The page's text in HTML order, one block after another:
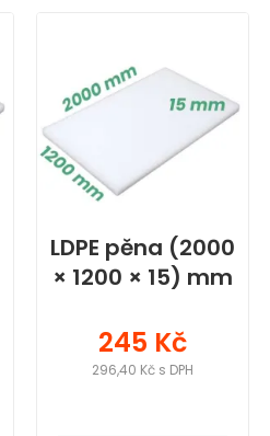
LDPE pěna (2000
× 1200 × 15) mm
245 Kč
296,40 Kč s DPH